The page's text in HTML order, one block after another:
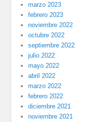
marzo 2023
febrero 2023
noviembre 2022
octubre 2022
septiembre 2022
julio 2022
mayo 2022
abril 2022
marzo 2022
febrero 2022
diciembre 2021
noviembre 2021